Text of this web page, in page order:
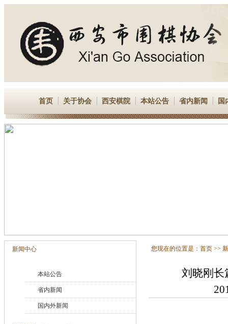
首页 关于协会 西安棋院 本站公告 省内新闻 国
新闻中心
本站公告
省内新闻
国内外新闻
您现在的位置是： 首页 >>
刘晓刚长